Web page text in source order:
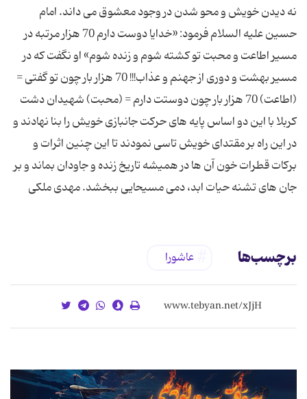
نه دیدن خویش و محو شدن در وجود معشوق می داند. امام
حسین علیه السلام فرمود: «خدایا دوست دارم 70 هزار مرتبه در
مسیر اطاعت و محبت تو کشته شوم و زنده شوم» او نگفت که در
مسیر بهشت و دوری از جهنم و عذاب!!! 70 هزار بار چون تو گفتی =
(اطاعت) 70 هزار بار چون دوستت دارم = (محبت) شهیدان دشت
کربلا با این دو اساس پایه های حرکت جانبازی خویش را بنا نهادند و
در این راه بر مقتدای خویش تاسی نمودند تا این چنین اثرات و
برکات قطرات خون آن ها در همیشه تاریخ زنده و جاودان بماند و بر
جان های تشنه حیات ابد، دمی مسیحایی ببخشد. مهدی ملکی
برچسب‌ها عاشورا